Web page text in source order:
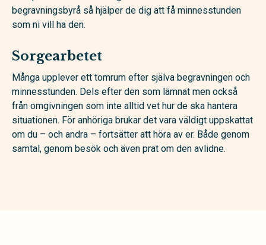
begravningsbyrå så hjälper de dig att få minnesstunden
som ni vill ha den.
Sorgearbetet
Många upplever ett tomrum efter själva begravningen och
minnesstunden. Dels efter den som lämnat men också
från omgivningen som inte alltid vet hur de ska hantera
situationen. För anhöriga brukar det vara väldigt uppskattat
om du – och andra – fortsätter att höra av er. Både genom
samtal, genom besök och även prat om den avlidne.